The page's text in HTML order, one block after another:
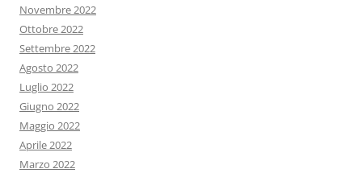
Novembre 2022
Ottobre 2022
Settembre 2022
Agosto 2022
Luglio 2022
Giugno 2022
Maggio 2022
Aprile 2022
Marzo 2022